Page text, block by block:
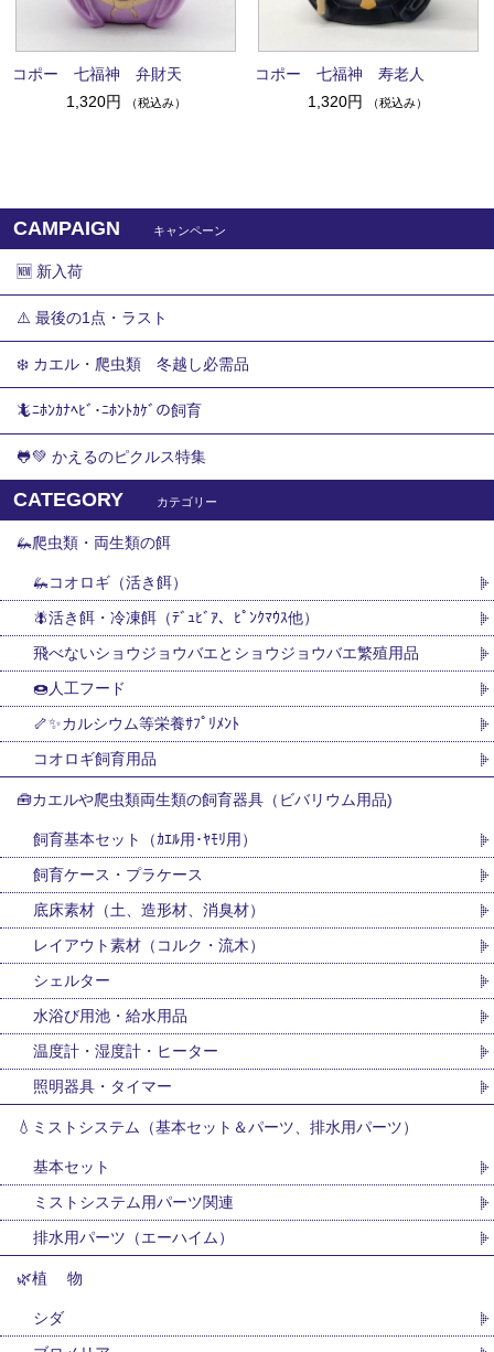
コポー 七福神 弁財天
1,320円
（税込み）
コポー 七福神 寿老人
1,320円
（税込み）
CAMPAIGN キャンペーン
🆕 新入荷
⚠️ 最後の1点・ラスト
❄️ カエル・爬虫類 冬越し必需品
🦎ﾆﾎﾝｶﾅﾍﾋﾞ･ﾆﾎﾝﾄｶｹﾞの飼育
🐸💚 かえるのピクルス特集
CATEGORY カテゴリー
🦗爬虫類・両生類の餌
🦗コオロギ（活き餌）
🪰活き餌・冷凍餌（ﾃﾞｭﾋﾞｱ、ﾋﾟﾝｸﾏｳｽ他）
飛べないショウジョウバエとショウジョウバエ繁殖用品
🍩人工フード
🦴✨カルシウム等栄養ｻﾌﾟﾘﾒﾝﾄ
コオロギ飼育用品
🧰カエルや爬虫類両生類の飼育器具（ビバリウム用品)
飼育基本セット（ｶｴﾙ用･ﾔﾓﾘ用）
飼育ケース・プラケース
底床素材（土、造形材、消臭材）
レイアウト素材（コルク・流木）
シェルター
水浴び用池・給水用品
温度計・湿度計・ヒーター
照明器具・タイマー
💧ミストシステム（基本セット＆パーツ、排水用パーツ）
基本セット
ミストシステム用パーツ関連
排水用パーツ（エーハイム）
🌿植 物
シダ